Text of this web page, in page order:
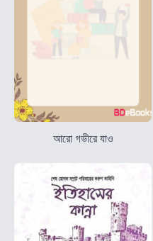
আরো গভীরে যাও